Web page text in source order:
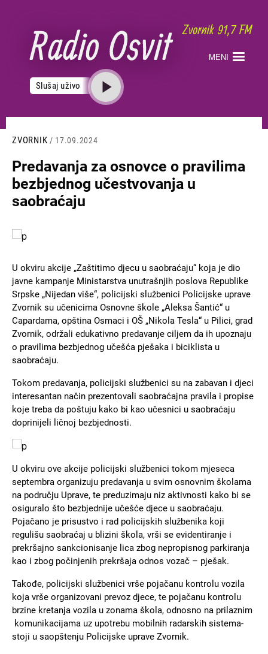
sadržaj
MENI
Slušaj uživo
ZVORNIK / 17.09.2024
Predavanja za osnovce o pravilima
bezbjednog učestvovanja u
saobraćaju
Slika
U okviru akcije „Zaštitimo djecu u saobraćaju“ koja je dio
javne kampanje Ministarstva unutrašnjih poslova Republike
Srpske „Nijedan više“, policijski službenici Policijske uprave
Zvornik su učenicima Osnovne škole „Aleksa Šantić“ u
Capardama, opština Osmaci i OŠ „Nikola Tesla“ u Pilici, grad
Zvornik, održali edukativno predavanje ciljem da ih upoznaju
o pravilima bezbjednog učešća pješaka i biciklista u
saobraćaju.
Tokom predavanja, policijski službenici su na zabavan i djeci
interesantan način prezentovali saobraćajna pravila i propise
koje treba da poštuju kako bi kao učesnici u saobraćaju
doprinijeli ličnoj bezbjednosti.
Slika
U okviru ove akcije policijski službenici tokom mjeseca
septembra organizuju predavanja u svim osnovnim školama
na području Uprave, te preduzimaju niz aktivnosti kako bi se
osiguralo što bezbjednije učešće djece u saobraćaju.
Pojačano je prisustvo i rad policijskih službenika koji
regulišu saobraćaj u blizini škola, vrši se evidentiranje i
prekršajno sankcionisanje lica zbog nepropisnog parkiranja
kao i zbog počinjenih prekršaja odnos vozač – pješak.
Takođe, policijski službenici vrše pojačanu kontrolu vozila
koja vrše organizovani prevoz djece, te pojačanu kontrolu
brzine kretanja vozila u zonama škola, odnosno na prilaznim
komunikacijama uz upotrebu mobilnih radarskih sistema-
stoji u saopštenju Policijske uprave Zvornik.